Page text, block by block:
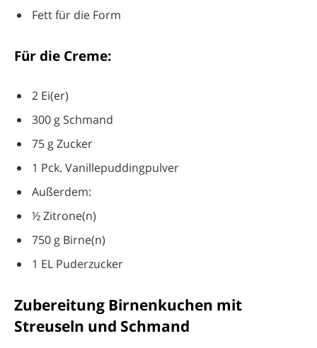
Fett für die Form
Für die Creme:
2 Ei(er)
300 g Schmand
75 g Zucker
1 Pck. Vanillepuddingpulver
Außerdem:
½ Zitrone(n)
750 g Birne(n)
1 EL Puderzucker
Zubereitung Birnenkuchen mit
Streuseln und Schmand